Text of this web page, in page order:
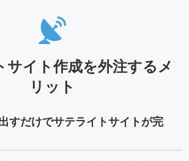
サイト作成を外注するメ
リット
すだけでサテライトサイトが完